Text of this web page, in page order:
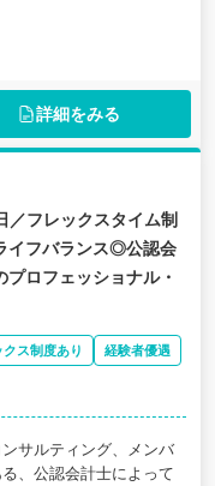
業務を担当いただきま
業代全額支給。国際税
す。
詳細をみる
／フレックスタイム制
イフバランス◎公認会
ロフェッショナル・
クス制度あり
経験者優遇
サルティング、メンバ
、公認会計士によって